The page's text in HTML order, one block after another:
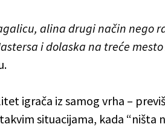
alina drugi način nego
i dolaska na treće mesto
igrača iz samog vrha –
situacijama, kada “ništa